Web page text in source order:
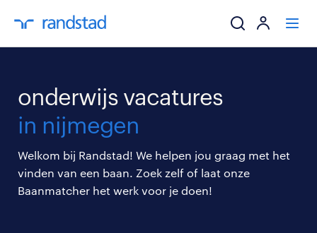
mijn carrière
over randstad
onderwijs vacatures
in nijmegen
Welkom bij Randstad! We helpen jou graag met het
vinden van een baan. Zoek zelf of laat onze
Baanmatcher het werk voor je doen!